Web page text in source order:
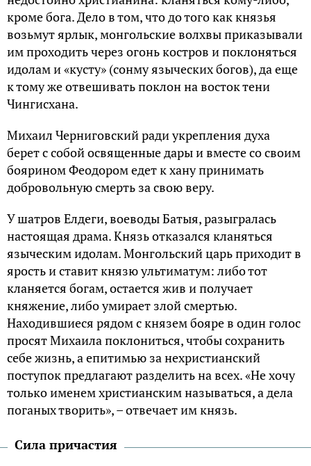
кроме бога. Дело в том, что до того как князья
возьмут ярлык, монгольские волхвы приказывали
им проходить через огонь костров и поклоняться
идолам и «кусту» (сонму языческих богов), да еще
к тому же отвешивать поклон на восток тени
Чингисхана.
Михаил Черниговский ради укрепления духа
берет с собой освященные дары и вместе со своим
боярином Феодором едет к хану принимать
добровольную смерть за свою веру.
У шатров Елдеги, воеводы Батыя, разыгралась
настоящая драма. Князь отказался кланяться
языческим идолам. Монгольский царь приходит в
ярость и ставит князю ультиматум: либо тот
кланяется богам, остается жив и получает
княжение, либо умирает злой смертью.
Находившиеся рядом с князем бояре в один голос
просят Михаила поклониться, чтобы сохранить
себе жизнь, а епитимью за нехристианский
поступок предлагают разделить на всех. «Не хочу
только именем христианским называться, а дела
поганых творить», – отвечает им князь.
Сила причастия